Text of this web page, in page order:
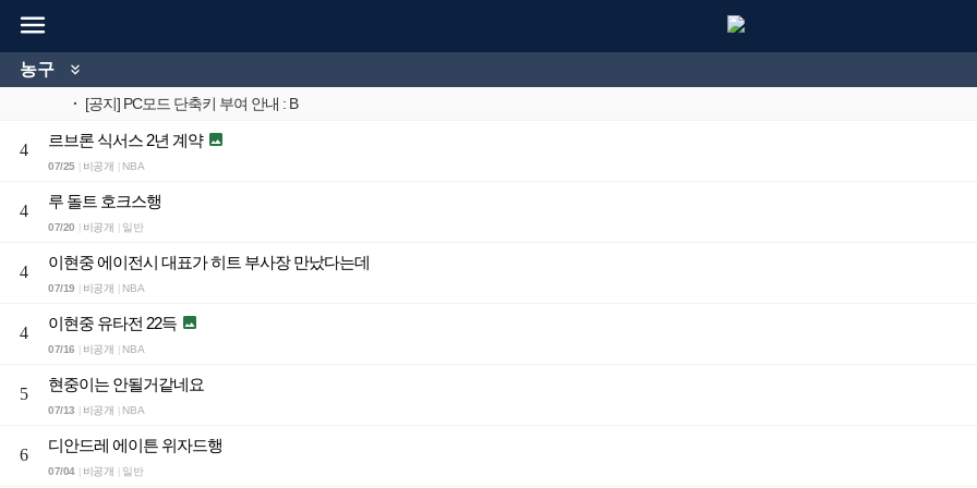

농구

· [공지] PC모드 단축키 부여 안내 : B
4
르브론 식서스 2년 계약 
07/25 비공개 NBA
4
루 돌트 호크스행
07/20 비공개 일반
4
이현중 에이전시 대표가 히트 부사장 만났다는데
07/19 비공개 NBA
4
이현중 유타전 22득 
07/16 비공개 NBA
5
현중이는 안될거같네요
07/13 비공개 NBA
6
디안드레 에이튼 위자드행
07/04 비공개 일반